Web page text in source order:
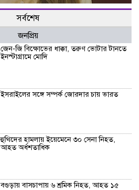
সর্বশেষ
জনপ্রিয়
জেন-জি বিক্ষোভের ধাক্কা, তরুণ ভোটার টানতে
ইনস্টাগ্রামে মোদি
ইসরাইলের সঙ্গে সম্পর্ক জোরদার চায় ভারত
হুথিদের হামলায় ইয়েমেনে ৩০ সেনা নিহত,
আহত অর্ধশতাধিক
বগুড়ায় বাসচাপায় ৬ শ্রমিক নিহত, আহত ১৫